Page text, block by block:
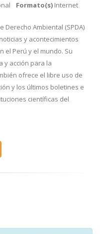
Formato(s) Internet
Derecho Ambiental (SPDA)
y acontecimientos
el Perú y el mundo. Su
y acción para la
ofrece el libre uso de
y los últimos boletines e
científicas del